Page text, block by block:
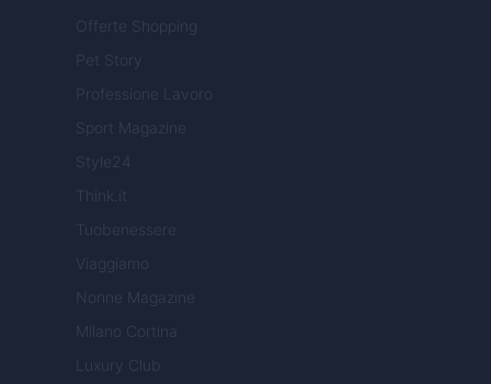
Offerte Shopping
Pet Story
Professione Lavoro
Sport Magazine
Style24
Think.it
Tuobenessere
Viaggiamo
Nonne Magazine
Milano Cortina
Luxury Club